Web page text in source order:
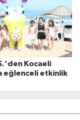
Kocaeli
eğlenceli etkinlik